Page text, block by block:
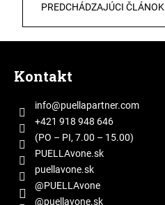
PREDCHÁDZAJÚCI ČLÁNOK
Kontakt
info@puellapartner.com
+421 918 948 646
(PO – PI, 7.00 – 15.00)
PUELLAvone.sk
puellavone.sk
@PUELLAvone
@puellavone.sk